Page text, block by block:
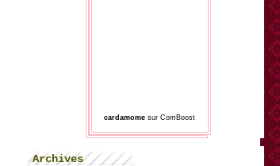
cardamome sur ComBoost
Archives